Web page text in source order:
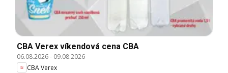
CBA Verex víkendová cena CBA
06.08.2026- 09.08.2026
CBA Verex